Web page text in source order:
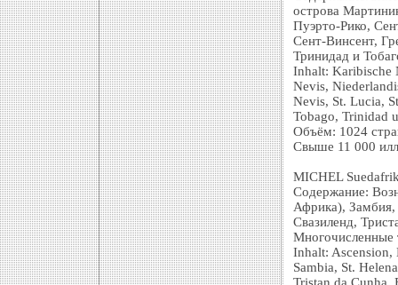
острова
Пуэрто-Рико,
Сент-Винсент,
Тринидад и
Inhalt: Karibische
Nevis,
Nevis, St. Lucia,
Tobago, Trinidad
Объём: 1024
Свыше 11 000
MICHEL
Содержание:
Африка),
Свазиленд,
Многочисленные
Inhalt: Ascension,
Sambia, St.